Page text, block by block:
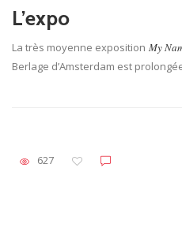
L’expo
La très moyenne exposition My
Berlage d’Amsterdam est
627